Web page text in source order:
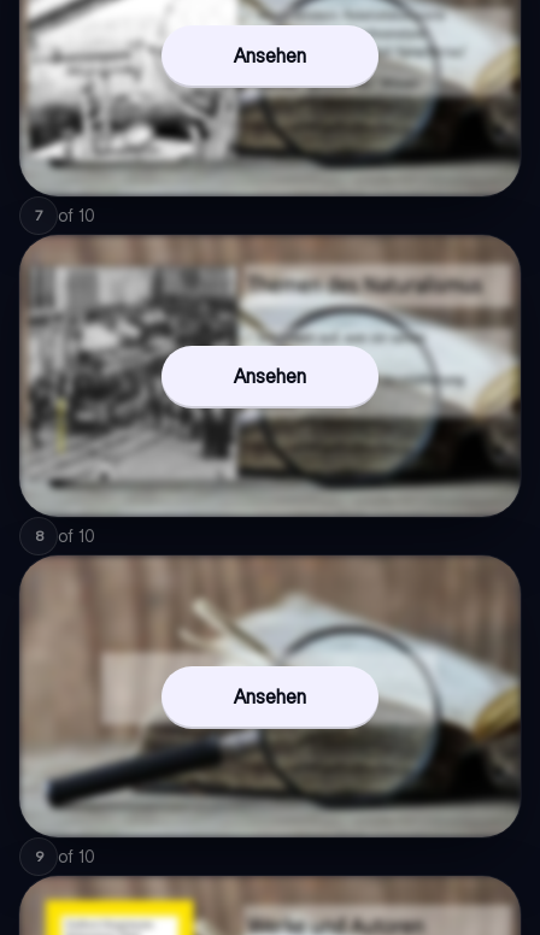
Ansehen
7 of 10
Ansehen
8 of 10
Ansehen
9 of 10